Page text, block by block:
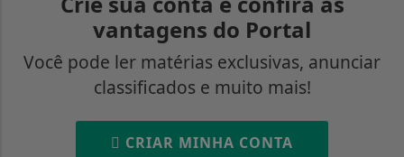
vantagens do Portal
Você pode ler matérias exclusivas, anunciar
classificados e muito mais!
CRIAR MINHA CONTA